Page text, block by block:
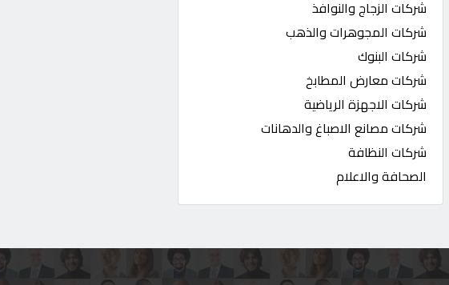
شركات الزجاج والنوافذ
شركات المجوهرات والذهب
شركات البنوك
شركات معارض المطابخ
شركات الاجهزة الرياضية
شركات مصانع الاصباغ والدهانات
شركات النظافة
الصحافة والاعلام